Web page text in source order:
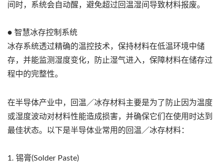
间时，系统会自动醒，避免超过回温湿间导致材料报废。
● 智慧冰存控制系统
冰存系统透过精确的温控技术，保持材料在低温环境中储
存，并能监测湿度变化，防止湿气进入，保障材料在储存过
程中的完整性。
在半导体产业中，回温／冰存材料主要是为了防止因为温度
或湿度波动对材料性能造成损害，并确保它们在使用时达到
最佳状态。以下是半导体业常用的回温／冰存材料：
1. 锡膏(Solder Paste)